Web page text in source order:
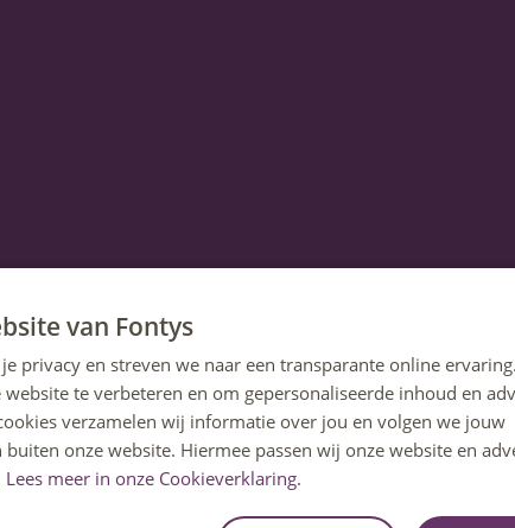
van Fontys
privacy en streven we naar een transparante online
te verbeteren en om gepersonaliseerde inhoud en
verzamelen wij informatie over jou en volgen we jouw
onze website. Hiermee passen wij onze website en
Lees meer in onze Cookieverklaring.